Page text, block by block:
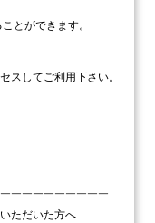
とができます。
スしてご利用下さい。
￣￣￣￣￣￣￣￣￣
ただいた方へ